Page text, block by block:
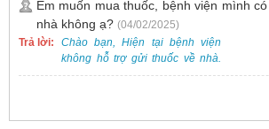
và phổ biến.
Em muốn mua thuốc, bệnh viện mình
nhà không ạ? (04/02/2025)
Trả lời:
Chào bạn, Hiện tại bệnh viện
không hỗ trợ gửi thuốc về nhà.
Việc cấp phát thuốc tại bệnh viện
trực tiếp.